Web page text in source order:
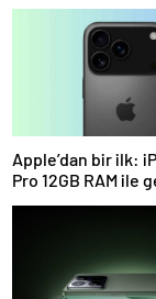
Apple’dan bir ilk:
Pro 12GB RAM ile